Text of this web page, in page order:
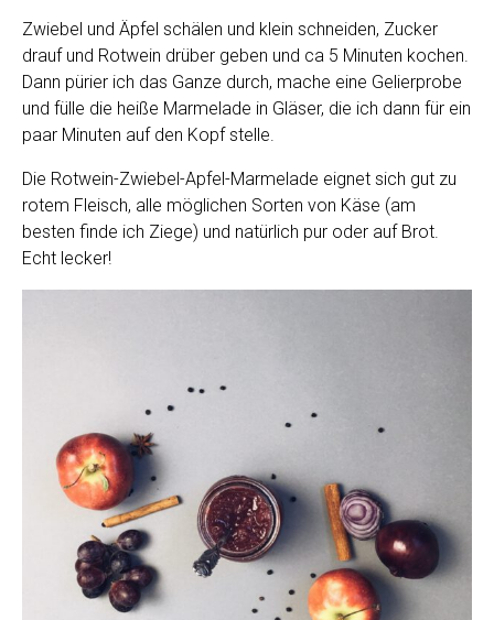
Zwiebel und Äpfel schälen und klein schneiden, Zucker
drauf und Rotwein drüber geben und ca 5 Minuten kochen.
Dann pürier ich das Ganze durch, mache eine Gelierprobe
und fülle die heiße Marmelade in Gläser, die ich dann für ein
paar Minuten auf den Kopf stelle.
Die Rotwein-Zwiebel-Apfel-Marmelade eignet sich gut zu
rotem Fleisch, alle möglichen Sorten von Käse (am
besten finde ich Ziege) und natürlich pur oder auf Brot.
Echt lecker!